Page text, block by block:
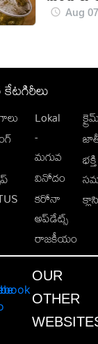
Aug
Lokal
-
మగువ
వినోదం
కరోనా
అప్‌డేట్స్
రాజకీయం
క్రైమ్
భక్తి
OUR
OTHER